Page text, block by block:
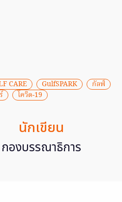
CARE GulfSPARK
กัลฟ์
โควิด-19
นักเขียน
กองบรรณาธิการ